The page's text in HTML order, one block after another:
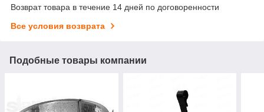
Возврат товара в течение 14 дней по договоренности
Все условия возврата
Подобные товары компании